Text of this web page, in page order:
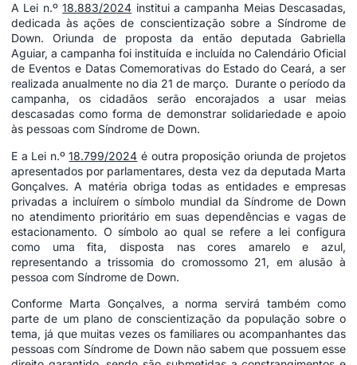
A Lei n.º18.883/2024 institui a campanha Meias Descasadas,
dedicada às ações de conscientização sobre a Síndrome de
Down. Oriunda de proposta da então deputada Gabriella
Aguiar, a campanha foi instituída e incluída no Calendário Oficial
de Eventos e Datas Comemorativas do Estado do Ceará, a ser
realizada anualmente no dia 21 de março. Durante o período da
campanha, os cidadãos serão encorajados a usar meias
descasadas como forma de demonstrar solidariedade e apoio
às pessoas com Síndrome de Down.
E a Lei n.º18.799/2024 é outra proposição oriunda de projetos
apresentados por parlamentares, desta vez da deputada Marta
Gonçalves. A matéria obriga todas as entidades e empresas
privadas a incluírem o símbolo mundial da Síndrome de Down
no atendimento prioritário em suas dependências e vagas de
estacionamento. O símbolo ao qual se refere a lei configura
como uma fita, disposta nas cores amarelo e azul,
representando a trissomia do cromossomo 21, em alusão à
pessoa com Síndrome de Down.
Conforme Marta Gonçalves, a norma servirá também como
parte de um plano de conscientização da população sobre o
tema, já que muitas vezes os familiares ou acompanhantes das
pessoas com Síndrome de Down não sabem que possuem esse